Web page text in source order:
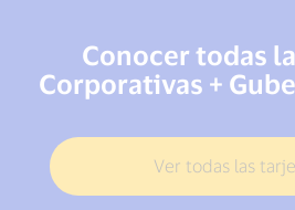
Conocer todas
Corporativas +
Ver todas las